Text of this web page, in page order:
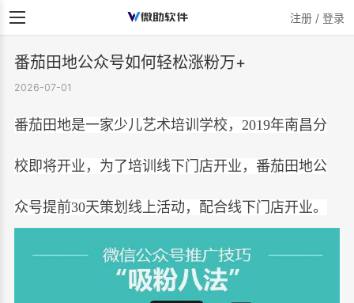
注册 / 登录
番茄田地公众号如何轻松涨粉万+
2026-07-01
番茄田地是一家少儿艺术培训学校，2019年南昌分
校即将开业，为了培训线下门店开业，番茄田地公
众号提前30天策划线上活动，配合线下门店开业。